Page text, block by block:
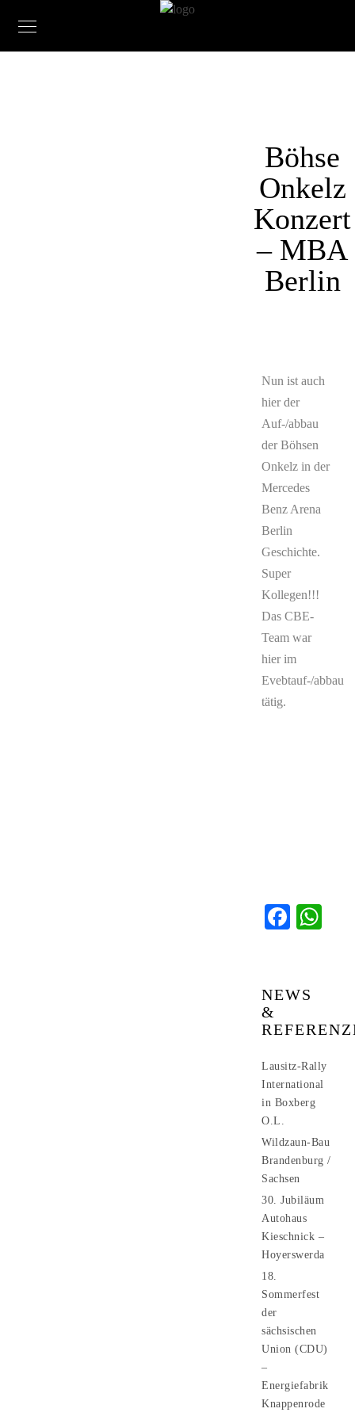
Böhse
Onkelz
Konzert
– MBA
Berlin
Nun ist auch
hier der
Auf-/abbau
der Böhsen
Onkelz in der
Mercedes
Benz Arena
Berlin
Geschichte.
Super
Kollegen!!!
Das CBE-
Team war
hier im
Evebtauf-/abbau
tätig.
NEWS
&
Lausitz-Rally
International
in Boxberg
O.L.
Wildzaun-Bau
Brandenburg /
Sachsen
30. Jubiläum
Autohaus
Kieschnick –
Hoyerswerda
18.
Sommerfest
der
sächsischen
Union (CDU)
–
Energiefabrik
Knappenrode